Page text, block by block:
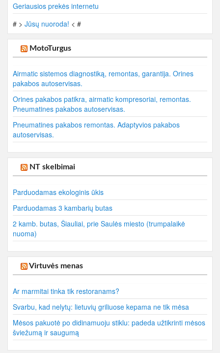
Geriausios prekės internetu
# > Jūsų nuoroda! < #
MotoTurgus
Airmatic sistemos diagnostiką, remontas, garantija. Orines
pakabos autoservisas.
Orines pakabos patikra, airmatic kompresoriai, remontas.
Pneumatines pakabos autoservisas.
Pneumatines pakabos remontas. Adaptyvios pakabos
autoservisas.
NT skelbimai
Parduodamas ekologinis ūkis
Parduodamas 3 kambarių butas
2 kamb. butas, Šiauliai, prie Saulės miesto (trumpalaikė
nuoma)
Virtuvės menas
Ar marmitai tinka tik restoranams?
Svarbu, kad nelytų: lietuvių griliuose kepama ne tik mėsa
Mėsos pakuotė po didinamuoju stiklu: padeda užtikrinti mėsos
šviežumą ir saugumą